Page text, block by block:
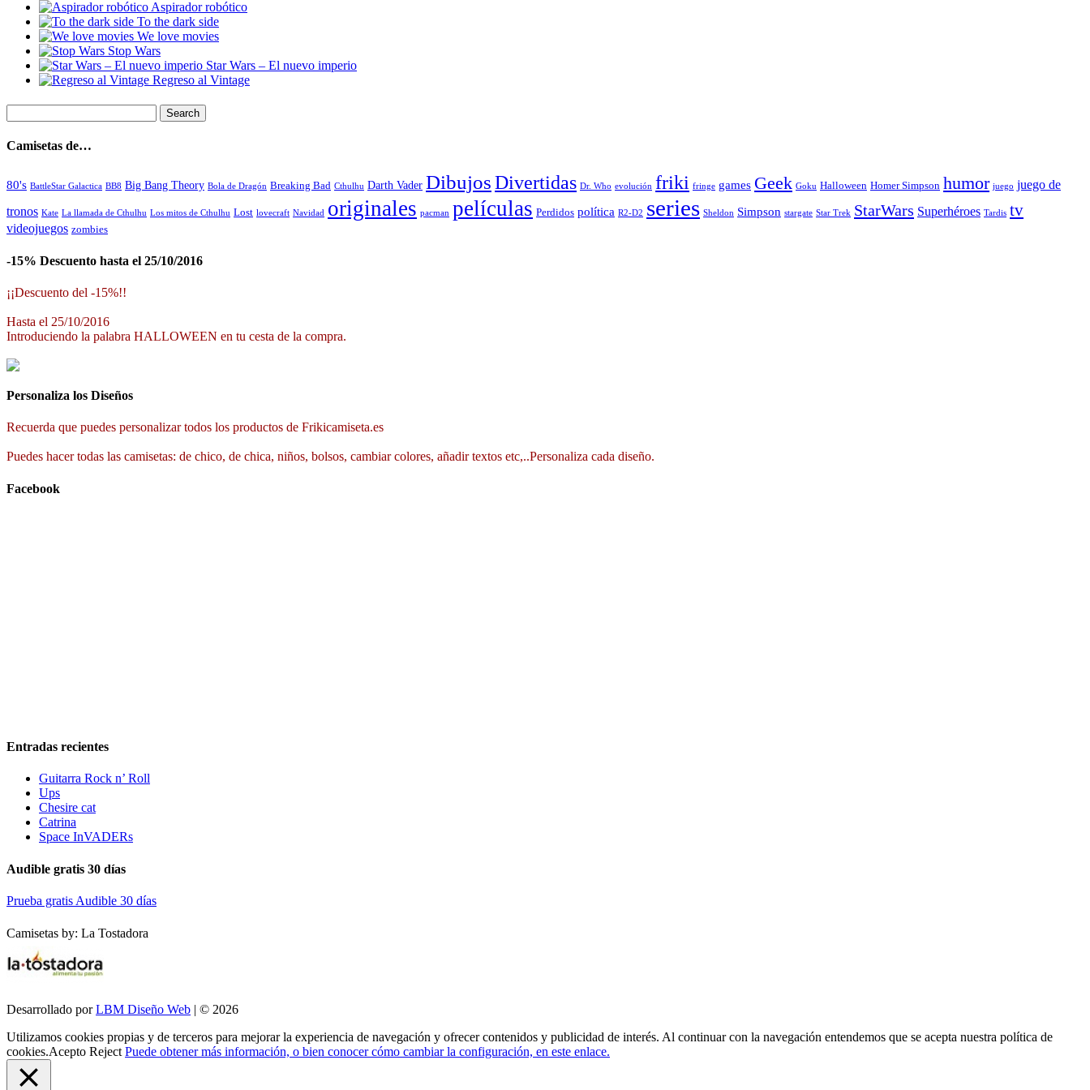
Aspirador robótico
To the dark side
We love movies
Stop Wars
Star Wars – El nuevo imperio
Regreso al Vintage
Camisetas de…
80's BattleStar Galactica BB8 Big Bang Theory Bola de Dragón Breaking Bad Cthulhu Darth Vader DibujosDivertidas Dr. Who evolución friki fringe games Geek Goku Halloween Homer Simpson humor juego juego de
tronos Kate La llamada de Cthulhu Los mitos de Cthulhu Lost lovecraft Navidad originales pacman películas Perdidos política R2-D2 series Sheldon Simpson stargate Star Trek StarWars Superhéroes Tardis tv
videojuegos zombies
-15% Descuento hasta el 25/10/2016
¡¡Descuento del -15%!!
Hasta el 25/10/2016
Introduciendo la palabra HALLOWEEN en tu cesta de la compra.
Personaliza los Diseños
Recuerda que puedes personalizar todos los productos de Frikicamiseta.es
Puedes hacer todas las camisetas: de chico, de chica, niños, bolsos, cambiar colores, añadir textos etc,..Personaliza cada diseño.
Facebook
Entradas recientes
Guitarra Rock n’ Roll
Ups
Chesire cat
Catrina
Space InVADERs
Audible gratis 30 días
Prueba gratis Audible 30 días
Camisetas by: La Tostadora
Desarrollado porLBM Diseño Web | © 2026
Utilizamos cookies propias y de terceros para mejorar la experiencia de navegación y ofrecer contenidos y publicidad de interés. Al continuar con la navegación entendemos que se acepta nuestra política de
cookies.Acepto Reject Puede obtener más información, o bien conocer cómo cambiar la configuración, en este enlace.